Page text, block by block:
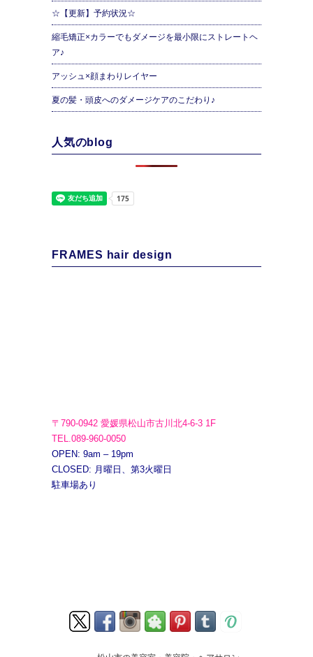
☆【更新】予約状況☆
縮毛矯正×カラーでもダメージを最小限にストレートヘ
ア♪
アッシュ×顔まわりレイヤー
夏の髪・頭皮へのダメージケアのこだわり♪
人気のblog
FRAMES hair design
〒790-0942 愛媛県松山市古川北4-6-3 1F
TEL.089-960-0050
OPEN: 9am – 19pm
CLOSED: 月曜日、第3火曜日
駐車場あり